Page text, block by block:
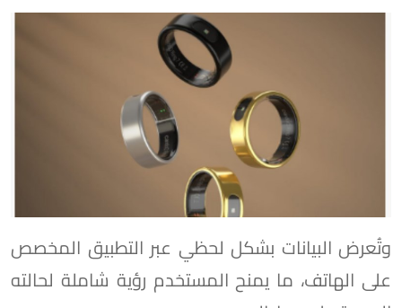
وتُعرض البيانات بشكل لحظي عبر التطبيق المخصص
على الهاتف، ما يمنح المستخدم رؤية شاملة لحالته